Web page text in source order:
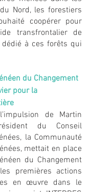
Nord, les forestiers
coopérer pour
transfrontalier de
à ces forêts qui
du Changement
pour la
de Martin
du Conseil
la Communauté
mettait en place
du Changement
premières actions
en œuvre dans le